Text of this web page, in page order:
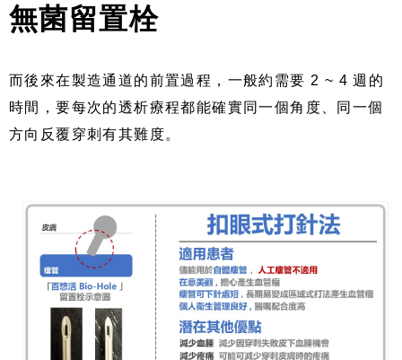
無菌留置栓
而後來在製造通道的前置過程，一般約需要 2 ~ 4 週的
時間，要每次的透析療程都能確實同一個角度、同一個
方向反覆穿刺有其難度。